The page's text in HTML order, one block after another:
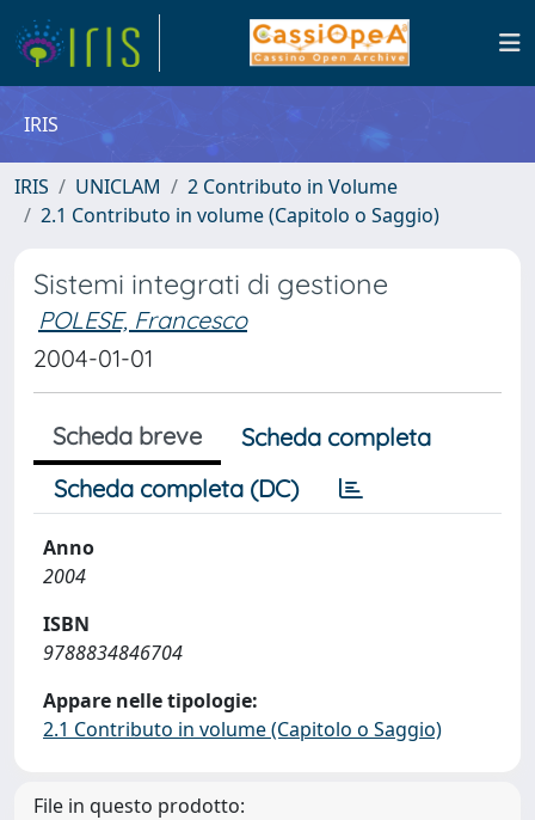
IRIS
IRIS UNICLAM
2 Contributo in Volume
2.1 Contributo in volume (Capitolo o Saggio)
Sistemi integrati di gestione
POLESE, Francesco
2004-01-01
Scheda breve
Scheda completa
Scheda completa (DC)
Anno
2004
ISBN
9788834846704
Appare nelle tipologie:
2.1 Contributo in volume (Capitolo o Saggio)
File in questo prodotto: